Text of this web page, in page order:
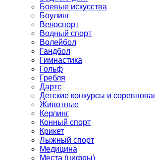
Боевые искусства
Боулинг
Велоспорт
Водный спорт
Волейбол
Гандбол
Гимнастика
Гольф
Гребля
Дартс
Детские конкурсы и
Животные
Керлинг
Конный спорт
Крикет
Лыжный спорт
Медицина
Места (цифры)